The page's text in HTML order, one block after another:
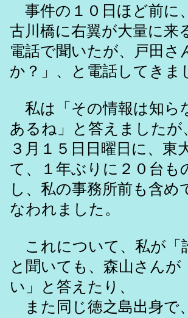
事件の１０日ほど前に
古川橋に右翼が大量に来
電話で聞いたが、戸田
か？」、と電話してきま
私は「その情報は知ら
あるね」と答えましたが
３月１５日日曜日に、東
て、１年ぶりに２０台も
し、私の事務所前も含め
なわれました。
これについて、私が「
と聞いても、森山さん
い」と答えたり、
また同じ徳之島出身で